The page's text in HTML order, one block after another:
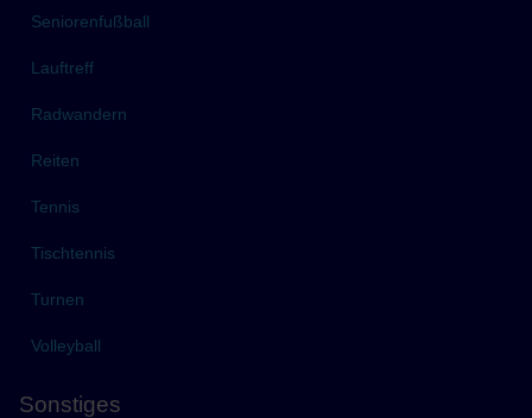
Seniorenfußball
Lauftreff
Radwandern
Reiten
Tennis
Tischtennis
Turnen
Volleyball
Sonstiges